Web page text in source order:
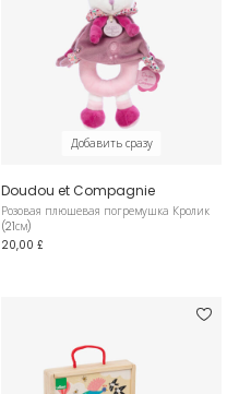
Добавить сразу
Doudou et Compagnie
Розовая плюшевая погремушка Кролик
(21см)
20,00 £